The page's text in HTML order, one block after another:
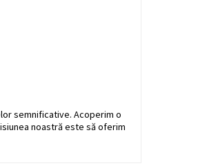
semnificative. Acoperim o
noastră este să oferim